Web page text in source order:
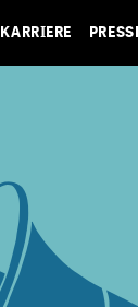
KARRIERE